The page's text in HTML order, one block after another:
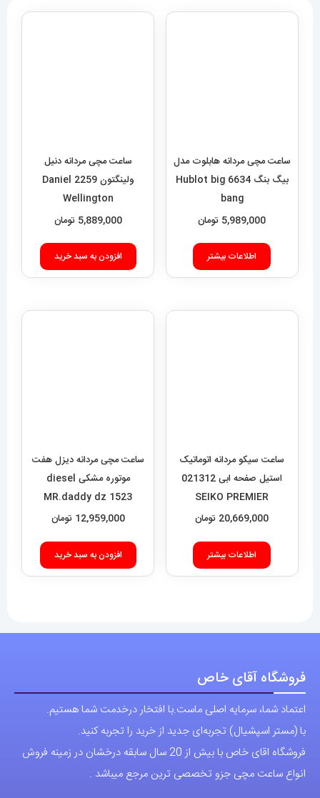
5,989,000 تومان
اطلاعات بیشتر
ساعت مچی مردانه دنیل
ولینگتون 2259 Daniel
Wellington
5,889,000 تومان
افزودن به سبد خرید
ساعت سیکو مردانه اتوماتیک
استیل صفحه ابی 021312
SEIKO PREMIER
20,669,000تومان
اطلاعات بیشتر
ساعت مچی مردانه دیزل هفت
موتوره مشکی diesel
MR.daddy dz 1523
12,959,000 تومان
افزودن به سبد خرید
فروشگاه آقای خاص
اعتماد شما، سرمایه اصلی ماست.با افتخار درخدمت شما هستیم.
با (مستر اسپشیال) تجربه‌ای جدید از خرید را تجربه کنید.
فروشگاه اقای خاص با بیش از 20 سال سابقه درخشان در زمینه فروش